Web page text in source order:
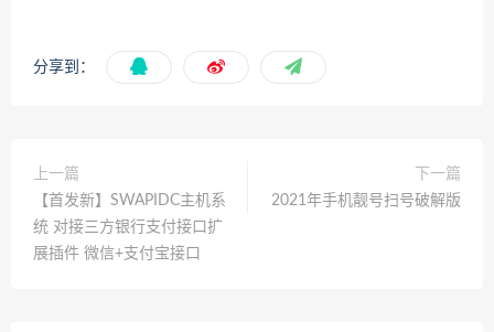
分享到：
上一篇
【首发新】SWAPIDC主机系
统 对接三方银行支付接口扩
展插件 微信+支付宝接口
下一篇
2021年手机靓号扫号破解版